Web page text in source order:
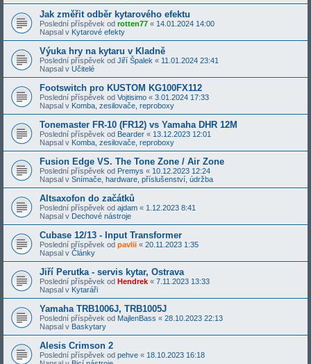
Jak změřit odběr kytarového efektu
Poslední příspěvek od rotten77 « 14.01.2024 14:00
Napsal v Kytarové efekty
Výuka hry na kytaru v Kladně
Poslední příspěvek od Jiří Špalek « 11.01.2024 23:41
Napsal v Učitelé
Footswitch pro KUSTOM KG100FX112
Poslední příspěvek od Vojtisimo « 3.01.2024 17:33
Napsal v Komba, zesilovače, reproboxy
Tonemaster FR-10 (FR12) vs Yamaha DHR 12M
Poslední příspěvek od Bearder « 13.12.2023 12:01
Napsal v Komba, zesilovače, reproboxy
Fusion Edge VS. The Tone Zone / Air Zone
Poslední příspěvek od Premys « 10.12.2023 12:24
Napsal v Snímače, hardware, příslušenství, údržba
Altsaxofon do začátků
Poslední příspěvek od ajdam « 1.12.2023 8:41
Napsal v Dechové nástroje
Cubase 12/13 - Input Transformer
Poslední příspěvek od pavlii « 20.11.2023 1:35
Napsal v Články
Jiří Perutka - servis kytar, Ostrava
Poslední příspěvek od Hendrek « 7.11.2023 13:33
Napsal v Kytaráři
Yamaha TRB1006J, TRB1005J
Poslední příspěvek od MajlenBass « 28.10.2023 22:13
Napsal v Baskytary
Alesis Crimson 2
Poslední příspěvek od pehve « 18.10.2023 16:18